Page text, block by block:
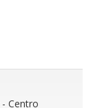
- Centro